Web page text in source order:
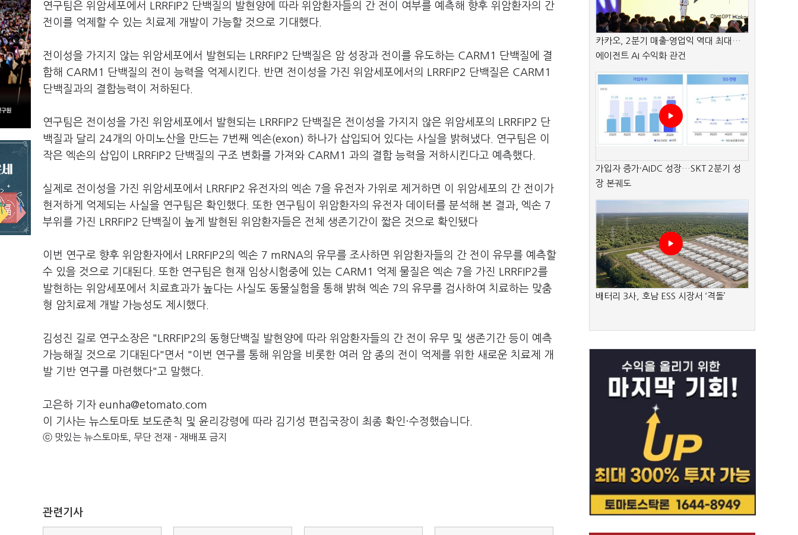
연구팀은 위암세포에서 LRRFIP2 단백질의 발현양에 따라 위암환자들의 간 전이 여부를 예측해 향후 위암환자의 간
전이를 억제할 수 있는 치료제 개발이 가능할 것으로 기대했다.
전이성을 가지지 않는 위암세포에서 발현되는 LRRFIP2 단백질은 암 성장과 전이를 유도하는 CARM1 단백질에 결
합해 CARM1 단백질의 전이 능력을 억제시킨다. 반면 전이성을 가진 위암세포에서의 LRRFIP2 단백질은 CARM1
단백질과의 결합능력이 저하된다.
연구팀은 전이성을 가진 위암세포에서 발현되는 LRRFIP2 단백질은 전이성을 가지지 않은 위암세포의 LRRFIP2 단
백질과 달리 24개의 아미노산을 만드는 7번째 엑손(exon) 하나가 삽입되어 있다는 사실을 밝혀냈다. 연구팀은 이
작은 엑손의 삽입이 LRRFIP2 단백질의 구조 변화를 가져와 CARM1 과의 결합 능력을 저하시킨다고 예측했다.
실제로 전이성을 가진 위암세포에서 LRRFIP2 유전자의 엑손 7을 유전자 가위로 제거하면 이 위암세포의 간 전이가
현저하게 억제되는 사실을 연구팀은 확인했다. 또한 연구팀이 위암환자의 유전자 데이터를 분석해 본 결과, 엑손 7
부위를 가진 LRRFIP2 단백질이 높게 발현된 위암환자들은 전체 생존기간이 짧은 것으로 확인됐다
이번 연구로 향후 위암환자에서 LRRFIP2의 엑손 7 mRNA의 유무를 조사하면 위암환자들의 간 전이 유무를 예측할
수 있을 것으로 기대된다. 또한 연구팀은 현재 임상시험중에 있는 CARM1 억제 물질은 엑손 7을 가진 LRRFIP2를
발현하는 위암세포에서 치료효과가 높다는 사실도 동물실험을 통해 밝혀 엑손 7의 유무를 검사하여 치료하는 맞춤
형 암치료제 개발 가능성도 제시했다.
김성진 길로 연구소장은 "LRRFIP2의 동형단백질 발현양에 따라 위암환자들의 간 전이 유무 및 생존기간 등이 예측
가능해질 것으로 기대된다"면서 "이번 연구를 통해 위암을 비롯한 여러 암 종의 전이 억제를 위한 새로운 치료제 개
발 기반 연구를 마련했다"고 말했다.
고은하 기자 eunha@etomato.com
이 기사는 뉴스토마토 보도준칙 및 윤리강령에 따라 김기성 편집국장이 최종 확인·수정했습니다.
ⓒ 맛있는 뉴스토마토, 무단 전재 - 재배포 금지
관련기사
카카오, 2분기 매출·영업익 역대 최대…
에이전트 AI 수익화 관건
가입자 증가·AIDC 성장…SKT 2분기 성
장 본궤도
배터리 3사, 호남 ESS 시장서 ‘격돌’